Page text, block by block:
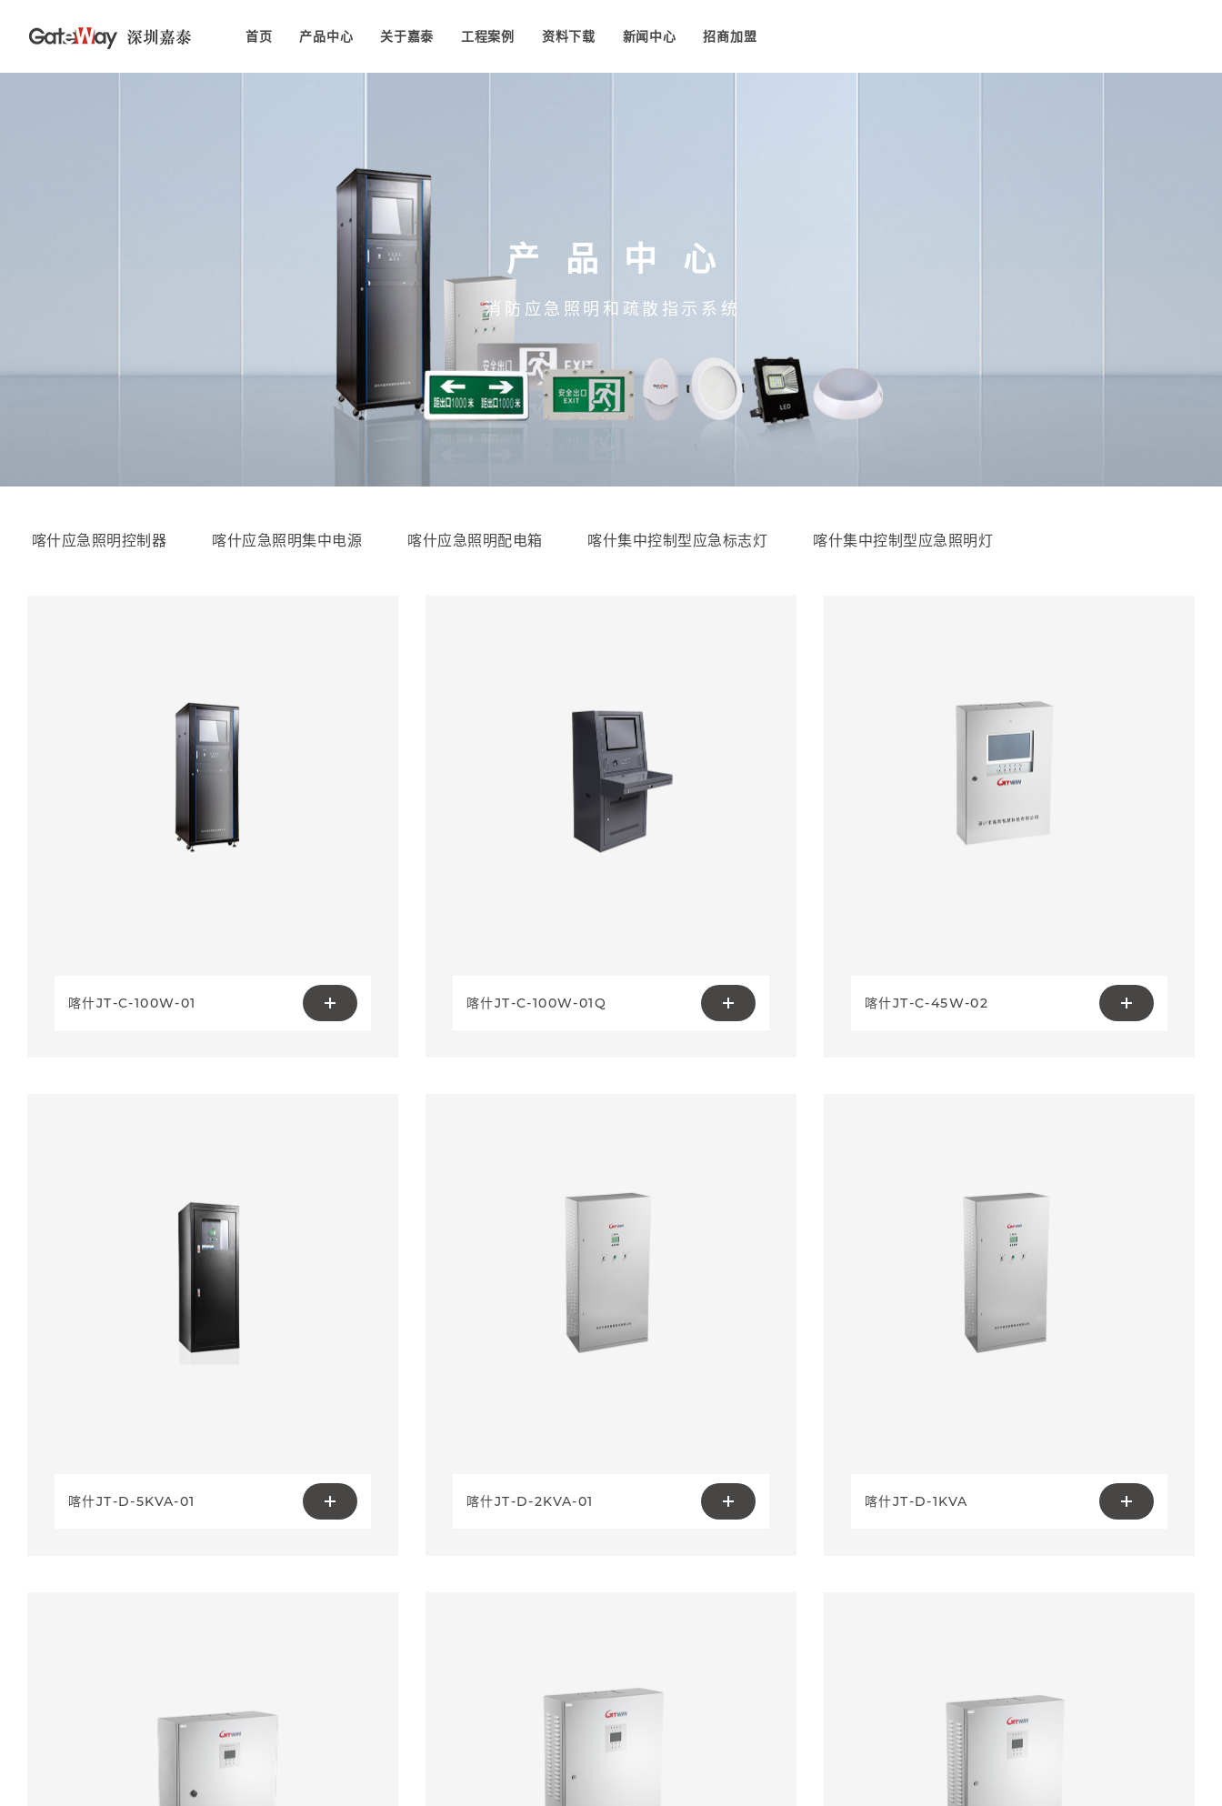
首页 产品中心 关于嘉泰 工程案例 资料下载 新闻中心 招商加盟
产品中心
消防应急照明和疏散指示系统
喀什应急照明控制器 喀什应急照明集中电源 喀什应急照明配电箱 喀什集中控制型应急标志灯 喀什集中控制型应急照明灯
喀什JT-C-100W-01 喀什JT-C-100W-01Q 喀什JT-C-45W-02
喀什JT-D-5KVA-01 喀什JT-D-2KVA-01 喀什JT-D-1KVA